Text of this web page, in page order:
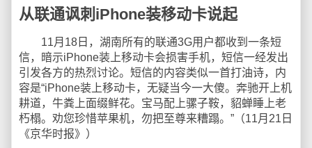
从联通讽刺iPhone装移动卡说起
11月18日，湖南所有的联通3G用户都收到一条短
信，暗示iPhone装上移动卡会损害手机，短信一经发出
引发各方的热烈讨论。短信的内容类似一首打油诗，内
容是“iPhone装上移动卡，无疑当今一大傻。奔驰开上机
耕道，牛粪上面缀鲜花。宝马配上骡子鞍，貂蝉睡上老
朽榻。劝您珍惜苹果机，勿把至尊来糟蹋。”（11月21日
《京华时报》）